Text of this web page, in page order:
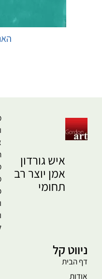
איש גורדון
אמן יוצר רב
תחומי
ניווט קל
דף הבית
אודות